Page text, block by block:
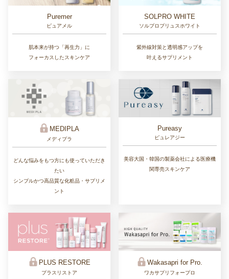
Puremer
ピュアメル
肌本来が持つ「再生力」に
フォーカスしたスキンケア
SOLPRO WHITE
ソルプロプリュスホワイト
紫外線対策と透明感アップを
叶えるサプリメント
MEDIPLA
メディプラ
どんな悩みをもつ方にも使っていただき
たい
シンプルかつ高品質な化粧品・サプリメ
ント
Pureasy
ピュレアジー
美容大国・韓国の製薬会社による医療機
関専売スキンケア
PLUS RESTORE
プラスリストア
Wakasapri for Pro.
ワカサプリフォープロ